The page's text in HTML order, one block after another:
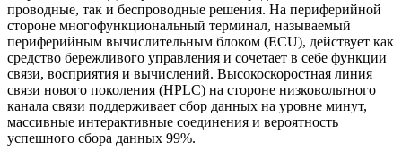
проводные, так и беспроводные решения. На периферийной
стороне многофункциональный терминал, называемый
периферийным вычислительным блоком (ECU), действует как
средство бережливого управления и сочетает в себе функции
связи, восприятия и вычислений. Высокоскоростная линия
связи нового поколения (HPLC) на стороне низковольтного
канала связи поддерживает сбор данных на уровне минут,
массивные интерактивные соединения и вероятность
успешного сбора данных 99%.